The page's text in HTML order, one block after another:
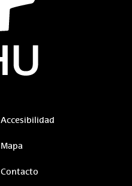
Accesibilidad
Mapa
Contacto